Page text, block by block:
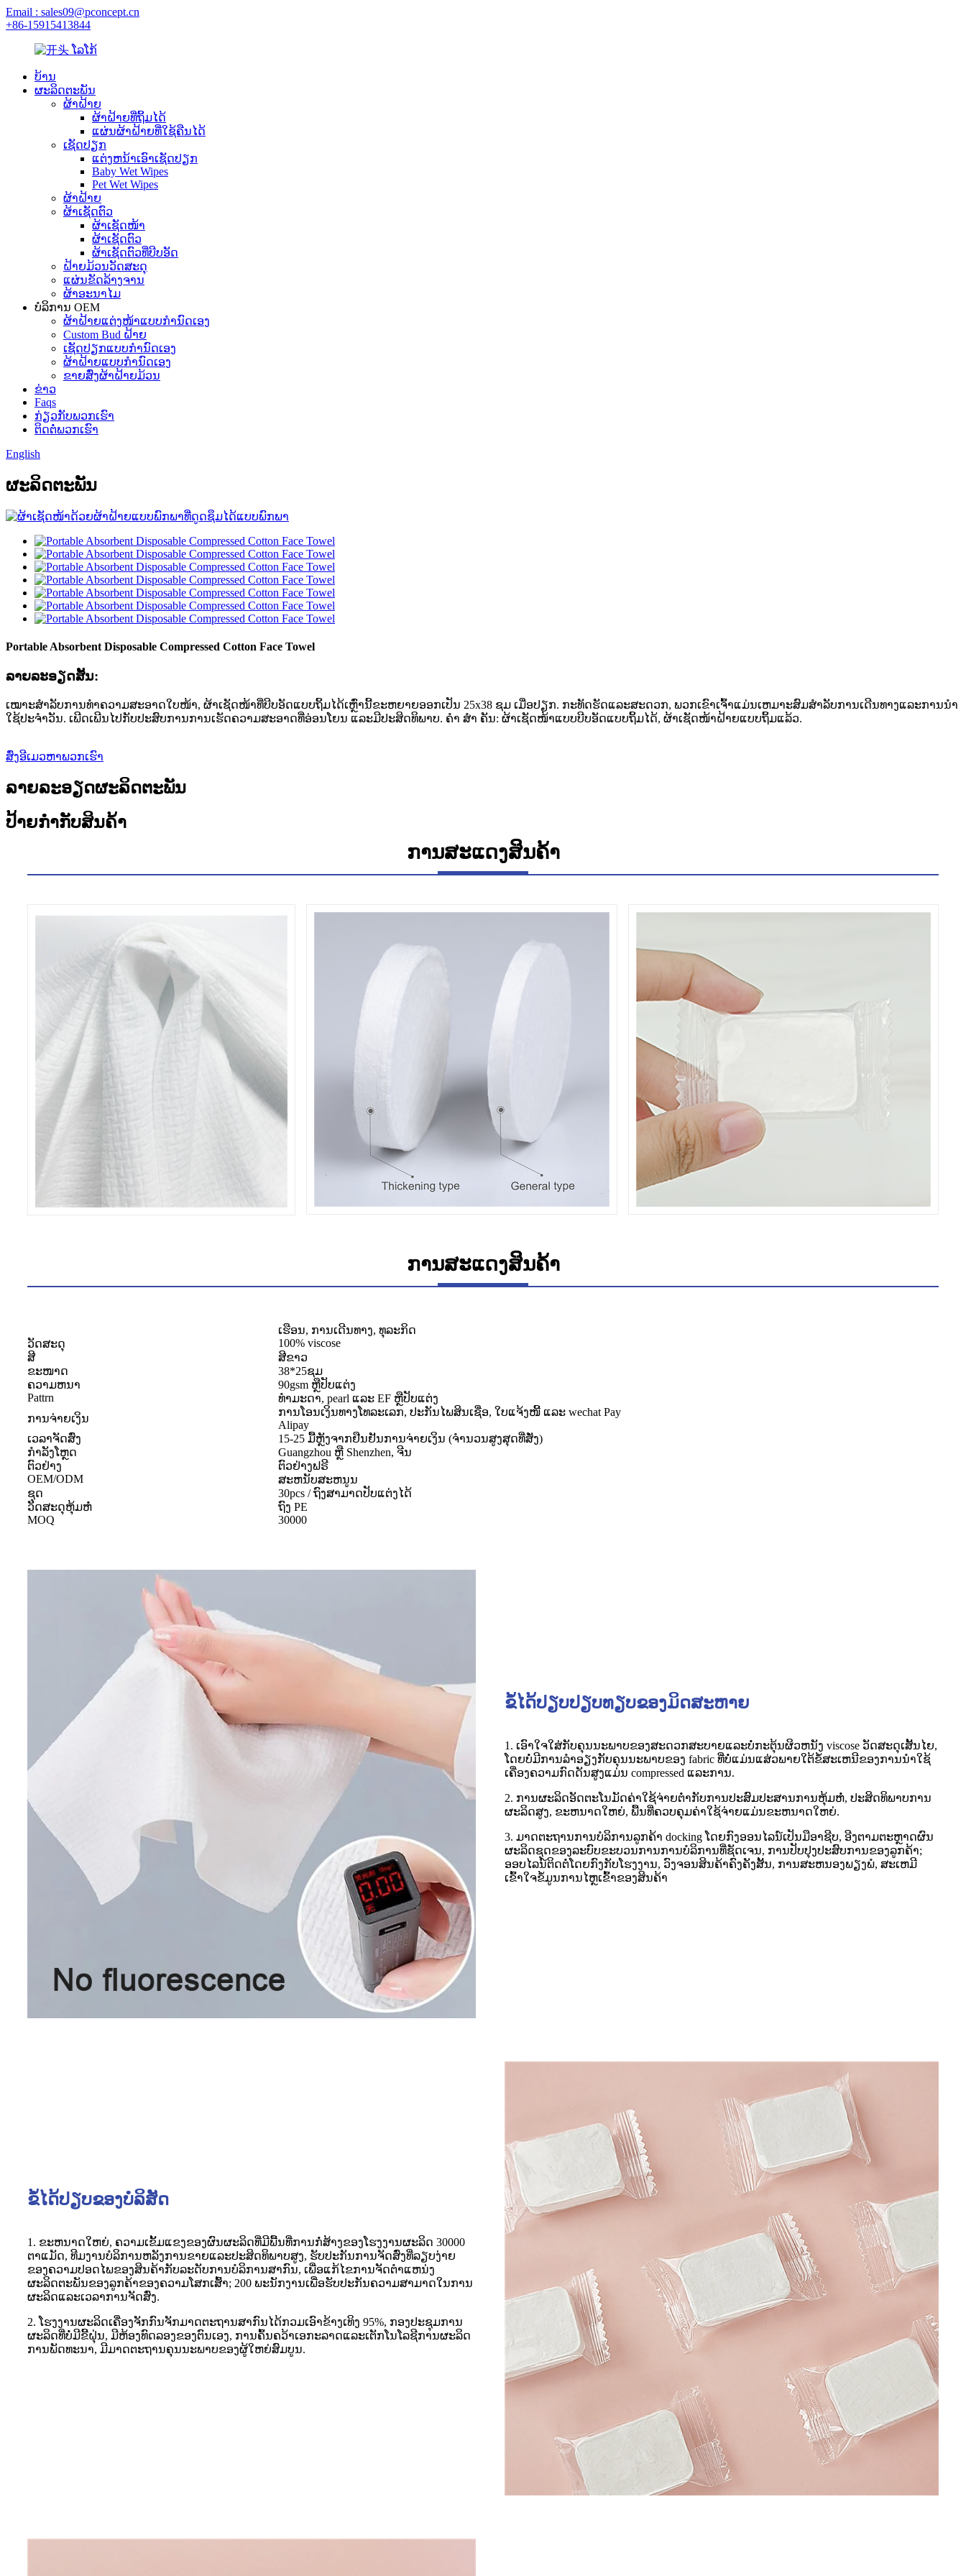
Email : sales09@pconcept.cn
+86-15915413844
ບ້ານ
ຜະລິດຕະພັນ
ຜ້າຝ້າຍ
ຜ້າຝ້າຍທີ່ຖິ້ມໄດ້
ແຜ່ນຜ້າຝ້າຍທີ່ໃຊ້ຄືນໄດ້
ເຊັດປຽກ
ແຕ່ງຫນ້າເອົາເຊັດປຽກ
Baby Wet Wipes
Pet Wet Wipes
ຜ້າຝ້າຍ
ຜ້າເຊັດຕົວ
ຜ້າເຊັດໜ້າ
ຜ້າເຊັດຕົວ
ຜ້າເຊັດຕົວທີ່ບີບອັດ
ຝ້າຍມ້ວນວັດສະດຸ
ແຜ່ນຂັດລ້າງຈານ
ຜ້າອະນາໄມ
ບໍລິການ OEM
ຜ້າຝ້າຍແຕ່ງໜ້າແບບກຳນົດເອງ
Custom Bud ຝ້າຍ
ເຊັດປຽກແບບກຳນົດເອງ
ຜ້າຝ້າຍແບບກຳນົດເອງ
ຂາຍສົ່ງຜ້າຝ້າຍມ້ວນ
ຂ່າວ
Faqs
ກ່ຽວກັບພວກເຮົາ
ຕິດຕໍ່ພວກເຮົາ
English
ຜະ​ລິດ​ຕະ​ພັນ
Portable Absorbent Disposable Compressed Cotton Face Towel
ລາຍ​ລະ​ອຽດ​ສັ້ນ​:
ເໝາະສຳລັບການທຳຄວາມສະອາດໃບໜ້າ, ຜ້າເຊັດໜ້າທີ່ບີບອັດແບບຖິ້ມໄດ້ເຫຼົ່ານີ້ຂະຫຍາຍອອກເປັນ 25x38 ຊມ ເມື່ອປຽກ. ກະທັດຮັດແລະສະດວກ, ພວກເຂົາເຈົ້າແມ່ນເຫມາະສົມສໍາລັບການເດີນທາງແລະການນໍາ
ໃຊ້ປະຈໍາວັນ. ເພີດເພີນໄປກັບປະສົບການການເຮັດຄວາມສະອາດທີ່ອ່ອນໂຍນ ແລະມີປະສິດທິພາບ. ຄຳ ສຳ ຄັນ: ຜ້າເຊັດໜ້າແບບບີບອັດແບບຖິ້ມໄດ້, ຜ້າເຊັດໜ້າຝ້າຍແບບຖິ້ມແລ້ວ.
ສົ່ງອີເມວຫາພວກເຮົາ
ລາຍລະອຽດຜະລິດຕະພັນ
ປ້າຍກຳກັບສິນຄ້າ
ການສະແດງສິນຄ້າ
ການສະແດງສິນຄ້າ
ເຮືອນ, ການເດີນທາງ, ທຸລະກິດ
ວັດສະດຸ
100% viscose
ສີ
ສີຂາວ
ຂະໜາດ
38*25ຊມ
ຄວາມຫນາ
90gsm ຫຼືປັບແຕ່ງ
Pattrn
ທໍາມະດາ, pearl ແລະ EF ຫຼືປັບແຕ່ງ
ການຈ່າຍເງິນ
ການໂອນເງິນທາງໂທລະເລກ, ປະກັນໄພສິນເຊື່ອ, ໃບແຈ້ງໜີ້ ແລະ wechat Pay
Alipay
ເວລາຈັດສົ່ງ
15-25 ມື້ຫຼັງຈາກຢືນຢັນການຈ່າຍເງິນ (ຈໍານວນສູງສຸດທີ່ສັ່ງ)
ກຳລັງໂຫຼດ
Guangzhou ຫຼື Shenzhen, ຈີນ
ຕົວຢ່າງ
ຕົວຢ່າງຟຣີ
OEM/ODM
ສະຫນັບສະຫນູນ
ຊຸດ
30pcs / ຖົງສາມາດປັບແຕ່ງໄດ້
ວັດສະດຸຫຸ້ມຫໍ່
ຖົງ PE
MOQ
30000
ຂໍ້ໄດ້ປຽບປຽບທຽບຂອງມິດສະຫາຍ
1. ເອົາໃຈໃສ່ກັບຄຸນນະພາບຂອງສະດວກສະບາຍແລະບໍ່ກະຕຸ້ນຜິວຫນັງ viscose ວັດສະດຸເສັ້ນໄຍ,
ໂດຍບໍ່ມີການລໍາອຽງກັບຄຸນນະພາບຂອງ fabric ທີ່ບໍ່ແມ່ນແສ່ວພາຍໃຕ້ຂໍ້ສະເຫນີຂອງການນໍາໃຊ້
ເຄື່ອງຄວາມກົດດັນສູງແມ່ນ compressed ແລະການ.
2. ການຜະລິດອັດຕະໂນມັດຄ່າໃຊ້ຈ່າຍຕ່ໍາກັບການປະສົມປະສານການຫຸ້ມຫໍ່, ປະສິດທິພາບການ
ຜະລິດສູງ, ຂະຫນາດໃຫຍ່, ພື້ນທີ່ຄວບຄຸມຄ່າໃຊ້ຈ່າຍແມ່ນຂະຫນາດໃຫຍ່.
3. ມາດຕະຖານການບໍລິການລູກຄ້າ docking ໂດຍກົງອອນໄລນ໌ເປັນມືອາຊີບ, ອີງຕາມຕະຫຼາດຜົນ
ຜະລິດຊຸດຂອງລະບົບຂະບວນການການບໍລິການທີ່ຊັດເຈນ, ການປັບປຸງປະສົບການຂອງລູກຄ້າ;
ອອບໄລນ໌ຕິດຕໍ່ໂດຍກົງກັບໂຮງງານ, ວົງຈອນສິນຄ້າຄົງຄັງສັ້ນ, ການສະຫນອງພຽງພໍ, ສະເຫມີ
ເຂົ້າໃຈຂໍ້ມູນການໄຫຼເຂົ້າຂອງສິນຄ້າ
ຂໍ້ໄດ້ປຽບຂອງບໍລິສັດ
1. ຂະຫນາດໃຫຍ່, ຄວາມເຂັ້ມແຂງຂອງຜົນຜະລິດທີ່ມີພື້ນທີ່ການກໍ່ສ້າງຂອງໂຮງງານຜະລິດ 30000
ຕາແມັດ, ທີມງານບໍລິການຫລັງການຂາຍແລະປະສິດທິພາບສູງ, ຮັບປະກັນການຈັດສົ່ງທີ່ລຽບງ່າຍ
ຂອງຄວາມປອດໄພຂອງສິນຄ້າກັບລະດັບການບໍລິການສາກົນ, ເພື່ອແກ້ໄຂການຈັດຕໍາແຫນ່ງ
ຜະລິດຕະພັນຂອງລູກຄ້າຂອງຄວາມໂສກເສົ້າ; 200 ພະນັກງານເພື່ອຮັບປະກັນຄວາມສາມາດໃນການ
ຜະລິດແລະເວລາການຈັດສົ່ງ.
2. ໂຮງງານຜະລິດເຄື່ອງຈັກກົນຈັກມາດຕະຖານສາກົນໄດ້ກວມເອົາຂ້າງເທິງ 95%, ກອງປະຊຸມການ
ຜະລິດທີ່ບໍ່ມີຂີ້ຝຸ່ນ, ມີຫ້ອງທົດລອງຂອງຕົນເອງ, ການຄົ້ນຄວ້າເອກະລາດແລະເຕັກໂນໂລຊີການຜະລິດ
ການພັດທະນາ, ມີມາດຕະຖານຄຸນນະພາບຂອງຜູ້ໃຫຍ່ສົມບູນ.